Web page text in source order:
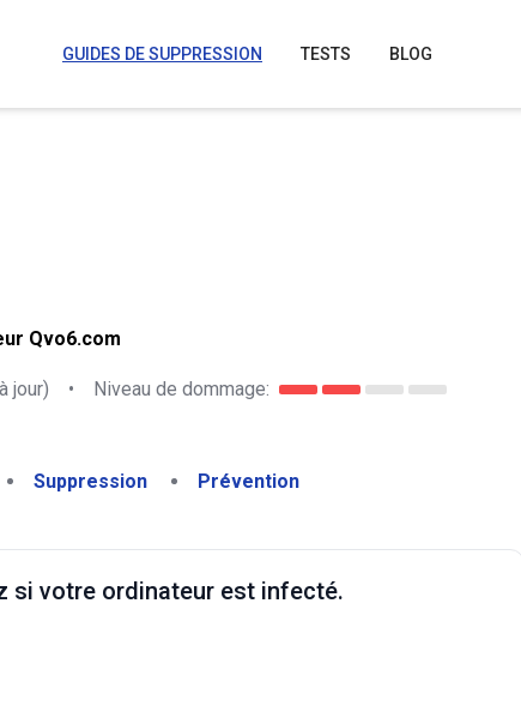
GUIDES DE SUPPRESSION TESTS BLOG
Qvo6.com
jour) • Niveau de dommage:
Suppression Prévention
si votre ordinateur est infecté.